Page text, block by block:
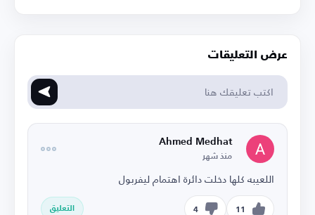
عرض التعليقات
Ahmed Medhat
منذ شهر
اللعيبه كلها دخلت دائرة اهتمام ليفربول
11
4 التعليق